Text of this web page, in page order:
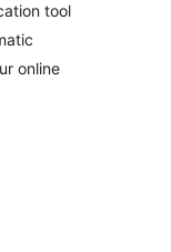
tool
online